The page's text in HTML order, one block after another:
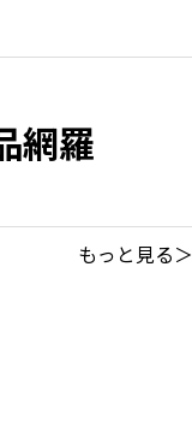
網羅
もっと見る＞